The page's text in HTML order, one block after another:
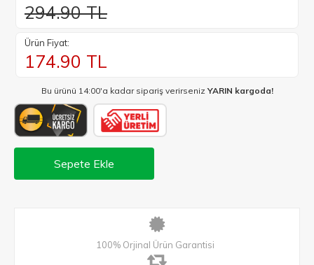
294.90 TL
Ürün Fiyat:
174.90 TL
Bu ürünü 14:00'a kadar sipariş verirsenizYARIN kargoda!
Sepete Ekle
100% Orjinal Ürün Garantisi